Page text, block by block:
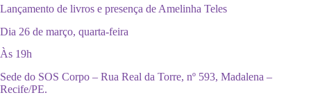
Lançamento de livros e presença de Amelinha Teles
Dia 26 de março, quarta-feira
Às 19h
Sede do SOS Corpo – Rua Real da Torre, nº 593, Madalena –
Recife/PE.